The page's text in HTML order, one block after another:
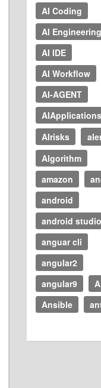
AI Coding
AI Engineering
AI IDE
AI Workflow
AI-AGENT
AIApplications
AIrisks
Algorithm
amazon
android
android studio
anguar cli
angular2
angular9
Ansible